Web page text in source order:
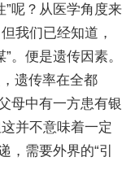
”呢？从医学角度来
我们已经知道，
。便是遗传因素。
遗传率在全都
母中有一方患有银
并不意味着一定
，需要外界的“引